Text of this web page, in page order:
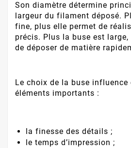
Son diamètre détermine
largeur du filament déposé.
fine, plus elle permet de
précis. Plus la buse est
de déposer de matière
Le choix de la buse influence
éléments importants :
la finesse des détails ;
le temps d’impression ;